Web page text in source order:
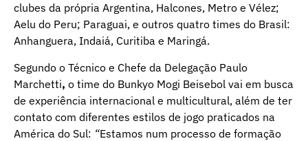
clubes da própria Argentina, Halcones, Metro e Vélez;
Aelu do Peru; Paraguai, e outros quatro times do Brasil:
Anhanguera, Indaiá, Curitiba e Maringá.
Segundo o Técnico e Chefe da Delegação Paulo
Marchetti, o time do Bunkyo Mogi Beisebol vai em busca
de experiência internacional e multicultural, além de ter
contato com diferentes estilos de jogo praticados na
América do Sul: “Estamos num processo de formação